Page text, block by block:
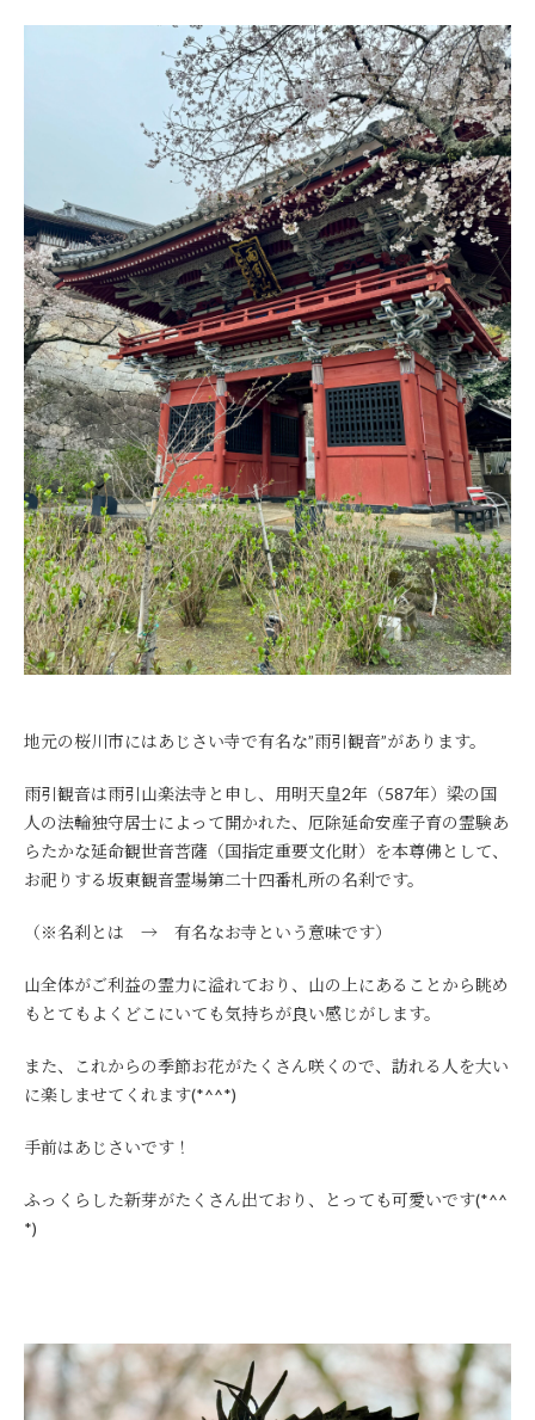
地元の桜川市にはあじさい寺で有名な”雨引観音”があります。
雨引観音は雨引山楽法寺と申し、用明天皇2年（587年）梁の国
人の法輪独守居士によって開かれた、厄除延命安産子育の霊験あ
らたかな延命観世音菩薩（国指定重要文化財）を本尊佛として、
お祀りする坂東観音霊場第二十四番札所の名刹です。
（※名刹とは → 有名なお寺という意味です）
山全体がご利益の霊力に溢れており、山の上にあることから眺め
もとてもよくどこにいても気持ちが良い感じがします。
また、これからの季節お花がたくさん咲くので、訪れる人を大い
に楽しませてくれます(*^^*)
手前はあじさいです！
ふっくらした新芽がたくさん出ており、とっても可愛いです(*^^
*)